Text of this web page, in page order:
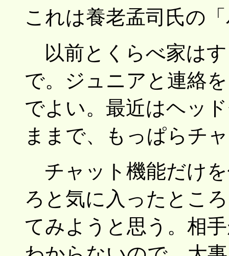
これは養老孟司氏の
以前とくらべ家は
で。ジュニアと連絡
でよい。最近はヘッ
ままで、もっぱらチ
チャット機能だけ
ろと気に入ったとこ
てみようと思う。相